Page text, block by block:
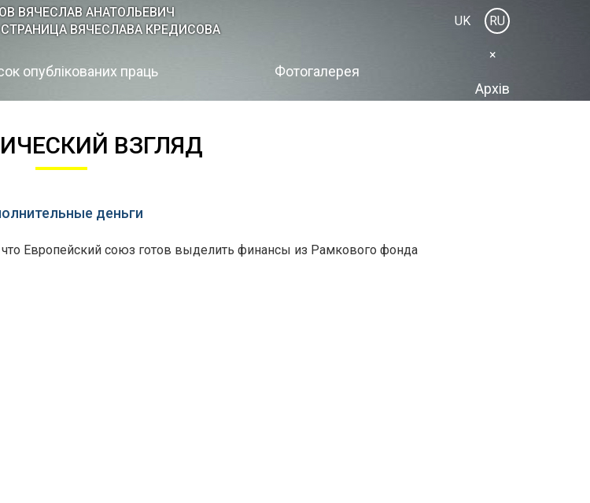
ВЯЧЕСЛАВ АНАТОЛЬЕВИЧ
ВЯЧЕСЛАВА КРЕДИСОВА
UK RU
опублікованих праць Фотогалерея
×
Архів
ВЗГЛЯД
деньги
Европейский союз готов выделить финансы из Рамкового фонда